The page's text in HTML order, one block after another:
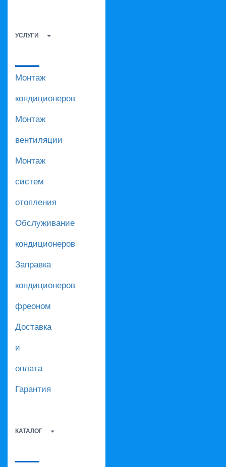
УСЛУГИ
Монтаж
кондиционеров
Монтаж
вентиляции
Монтаж
систем
отопления
Обслуживание
кондиционеров
Заправка
кондиционеров
фреоном
Доставка
и
оплата
Гарантия
КАТАЛОГ